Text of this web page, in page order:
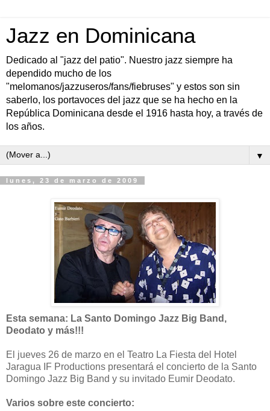
Jazz en Dominicana
Dedicado al "jazz del patio". Nuestro jazz siempre ha
dependido mucho de los
"melomanos/jazzuseros/fans/fiebruses" y estos son sin
saberlo, los portavoces del jazz que se ha hecho en la
República Dominicana desde el 1916 hasta hoy, a través de
los años.
▼
lunes, 23 de marzo de 2009
Esta semana: La Santo Domingo Jazz Big Band,
Deodato y más!!!
El jueves 26 de marzo en el Teatro La Fiesta del Hotel
Jaragua IF Productions presentará el concierto de la Santo
Domingo Jazz Big Band y su invitado Eumir Deodato.
Varios sobre este concierto: